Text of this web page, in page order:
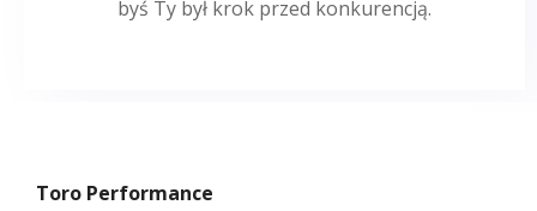
byś Ty był krok przed konkurencją.
Toro Performance